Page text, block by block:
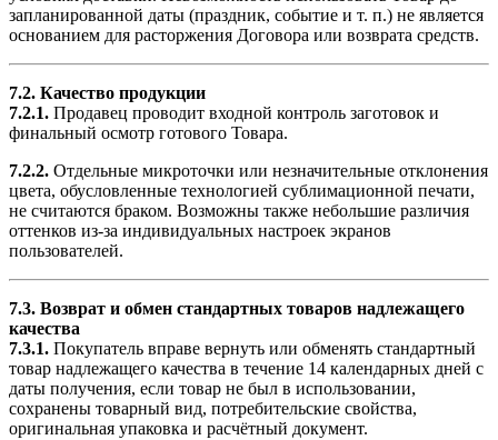
запланированной даты (праздник, событие и т. п.) не является
основанием для расторжения Договора или возврата средств.
7.2. Качество продукции
7.2.1. Продавец проводит входной контроль заготовок и
финальный осмотр готового Товара.
7.2.2. Отдельные микроточки или незначительные отклонения
цвета, обусловленные технологией сублимационной печати,
не считаются браком. Возможны также небольшие различия
оттенков из-за индивидуальных настроек экранов
пользователей.
7.3. Возврат и обмен стандартных товаров надлежащего
качества
7.3.1. Покупатель вправе вернуть или обменять стандартный
товар надлежащего качества в течение 14 календарных дней с
даты получения, если товар не был в использовании,
сохранены товарный вид, потребительские свойства,
оригинальная упаковка и расчётный документ.